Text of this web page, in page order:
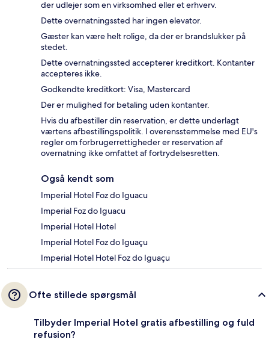
der udlejer som en virksomhed eller et erhverv.
Dette overnatningssted har ingen elevator.
Gæster kan være helt rolige, da der er brandslukker på
stedet.
Dette overnatningssted accepterer kreditkort. Kontanter
accepteres ikke.
Godkendte kreditkort: Visa, Mastercard
Der er mulighed for betaling uden kontanter.
Hvis du afbestiller din reservation, er dette underlagt
værtens afbestillingspolitik. I overensstemmelse med EU's
regler om forbrugerrettigheder er reservation af
overnatning ikke omfattet af fortrydelsesretten.
Også kendt som
Imperial Hotel Foz do Iguacu
Imperial Foz do Iguacu
Imperial Hotel Hotel
Imperial Hotel Foz do Iguaçu
Imperial Hotel Hotel Foz do Iguaçu
Ofte stillede spørgsmål
Tilbyder Imperial Hotel gratis afbestilling og fuld
refusion?